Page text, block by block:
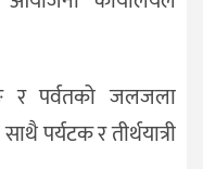
र पर्वतको जलजला
पर्यटक र तीर्थयात्री